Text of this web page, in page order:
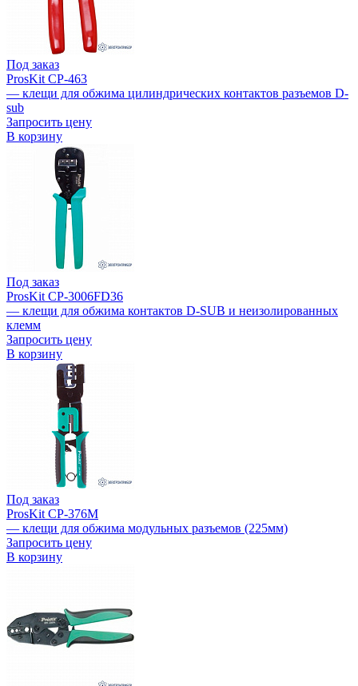
Под заказ
ProsKit CP-463
— клещи для обжима цилиндрических контактов разъемов D-
sub
Запросить цену
В корзину
Под заказ
ProsKit CP-3006FD36
— клещи для обжима контактов D-SUB и неизолированных
клемм
Запросить цену
В корзину
Под заказ
ProsKit CP-376M
— клещи для обжима модульных разъемов (225мм)
Запросить цену
В корзину